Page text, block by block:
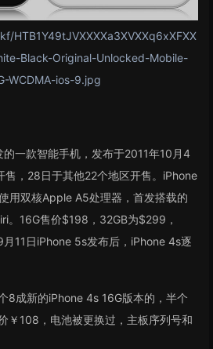
HTB1Y49tJVXXXXa3XVXXq6xXFXX
Black-Original-Unlocked-Mobile-
WCDMA-ios-9.jpg
一款智能手机，发布于2011年10月4
售，28日于其他22个地区开售。iPhone
用双核Apple A5处理器，首发搭载的
。16G售价$198，32GB为$299，
11日iPhone 5s发布后，iPhone 4s逐
8成新的iPhone 4s 16G版本的，半个
￥108，电池被更换过，主板序列号和